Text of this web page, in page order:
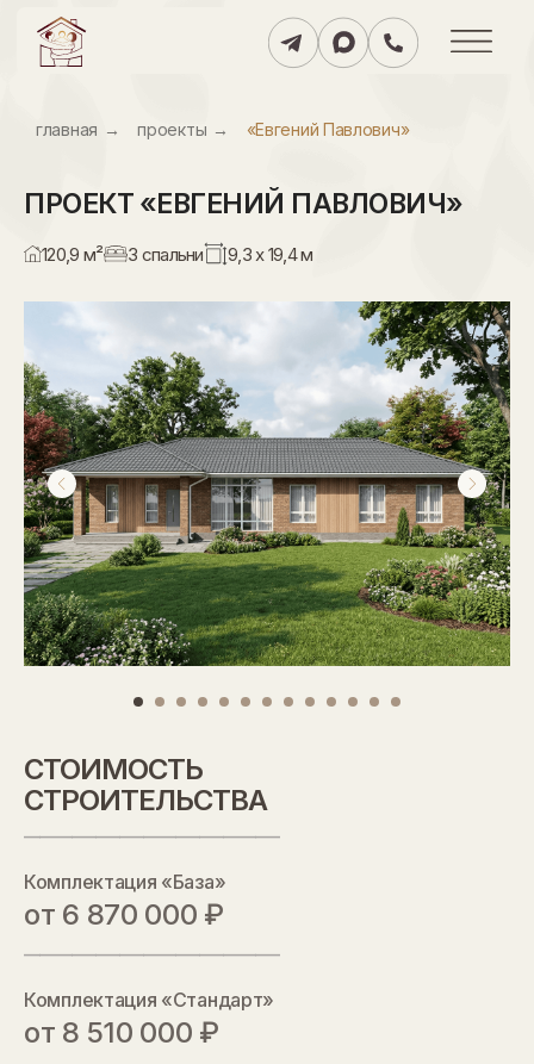
главнаяㅤ → проектыㅤ → «Евгений Павлович»
ПРОЕКТ «ЕВГЕНИЙ ПАВЛОВИЧ»
120,9 м² 3 спальни 9,3 х 19,4 м
СТОИМОСТЬ
СТРОИТЕЛЬСТВА
Комплектация «База»
от 6 870 000 ₽
Комплектация «Стандарт»
от 8 510 000 ₽